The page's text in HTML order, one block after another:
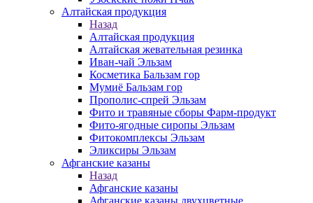
Алтайская продукция
Назад
Алтайская продукция
Алтайская жевательная резинка
Иван-чай Эльзам
Косметика Бальзам гор
Мумиё Бальзам гор
Прополис-спрей Эльзам
Фито и травяные сборы Фарм-продукт
Фито-ягодные сиропы Эльзам
Фитокомплексы Эльзам
Эликсиры Эльзам
Афганские казаны
Назад
Афганские казаны
Афганские казаны двухцветные